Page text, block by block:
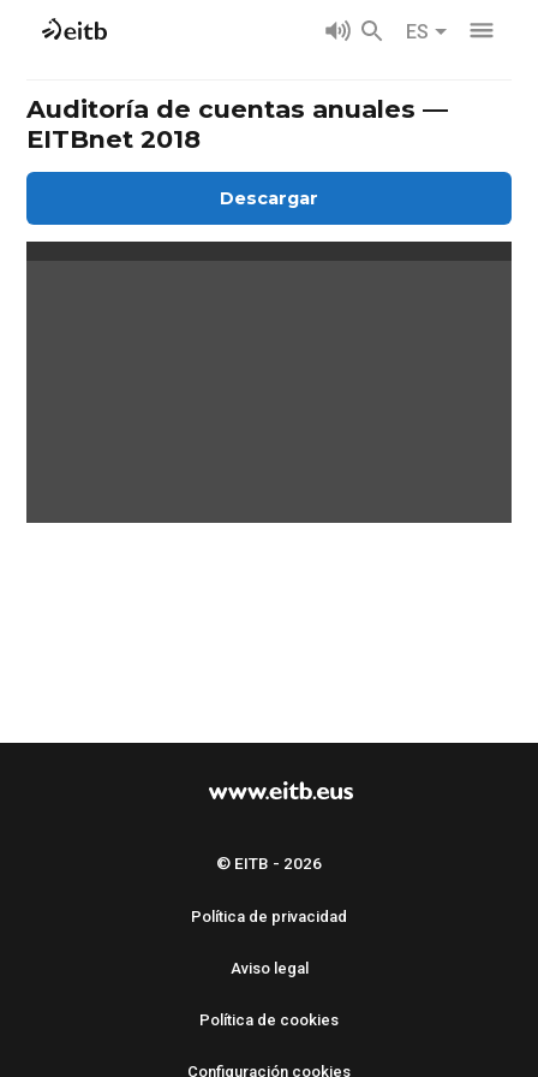
ES
Auditoría de cuentas anuales —
EITBnet 2018
Descargar
© EITB - 2026
Política de privacidad
Aviso legal
Política de cookies
Configuración cookies